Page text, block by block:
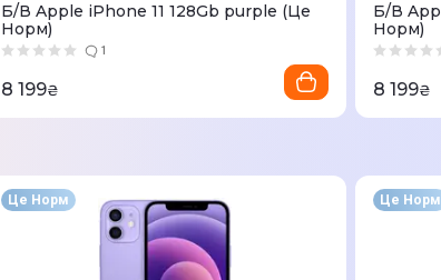
Б/В Apple iPhone 11 128Gb purple (Це
Норм)
1
8 199₴
Б/В
Норм)
8 199₴
Це Норм Це Норм